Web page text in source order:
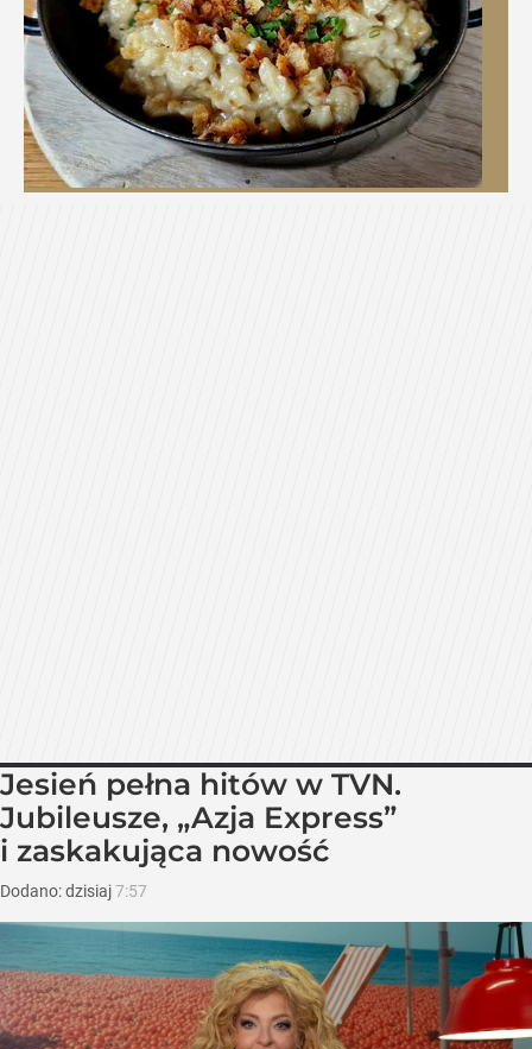
Jesień pełna hitów w TVN.
Jubileusze, „Azja Express”
i zaskakująca nowość
Dodano:dzisiaj7:57